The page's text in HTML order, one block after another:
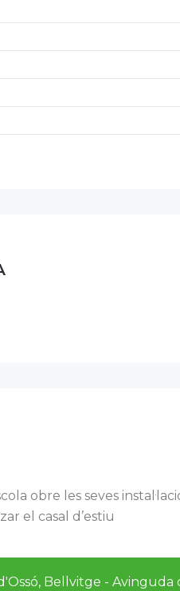
obre les seves
el casal d’estiu
Bellvitge -